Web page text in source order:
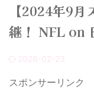
【2024年9
継！ NFL on
2026-02-23
スポンサーリンク